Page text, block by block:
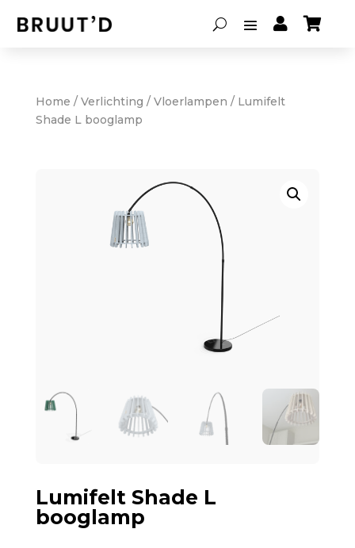
 
Home / Verlichting / Vloerlampen / Lumifelt
Shade L booglamp
Lumifelt Shade L
booglamp